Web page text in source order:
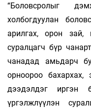
“Боловсролыг
холбогдуулан
арилгах, орон зай,
суралцагч бүр
чанадад амьдарч
орноороо бахархах,
дээдэлдэг иргэн
үргэлжлүүлэн